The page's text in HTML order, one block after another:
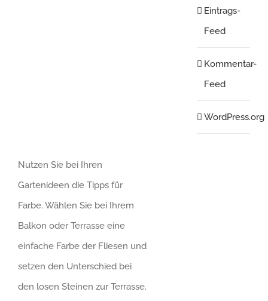
Nutzen Sie bei Ihren
Gartenideen die Tipps für
Farbe. Wählen Sie bei Ihrem
Balkon oder Terrasse eine
einfache Farbe der Fliesen und
setzen den Unterschied bei
den losen Steinen zur Terrasse.
Eintrags-
Feed
Kommentar-
Feed
WordPress.org